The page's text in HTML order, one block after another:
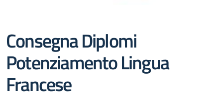
Consegna Diplomi
Potenziamento Lingua
Francese